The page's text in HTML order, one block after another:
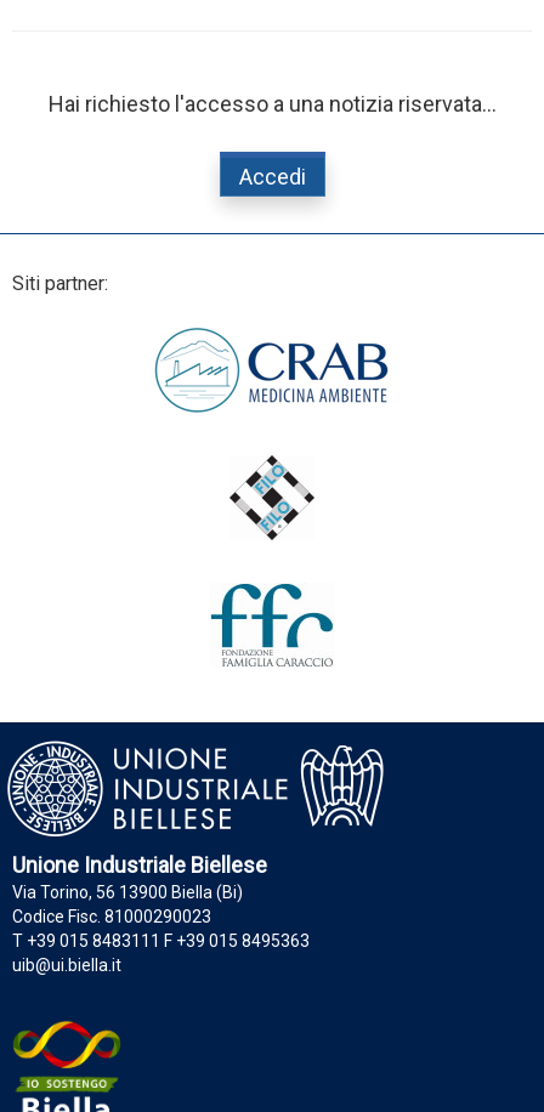
Hai richiesto l'accesso a una notizia riservata...
Accedi
Siti partner:
Unione Industriale Biellese
Via Torino, 56 13900 Biella (Bi)
Codice Fisc. 81000290023
T +39 015 8483111 F +39 015 8495363
uib@ui.biella.it